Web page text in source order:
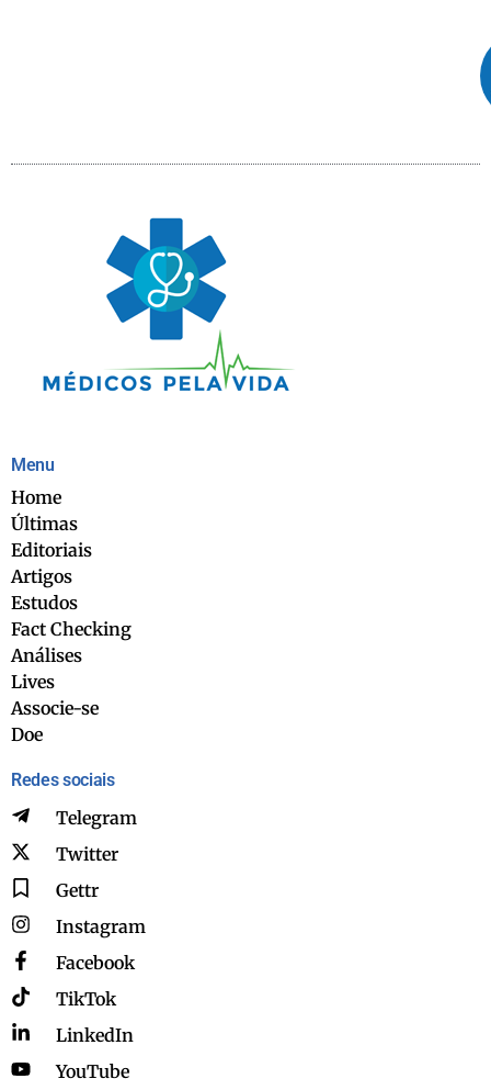
Menu
Home
Últimas
Editoriais
Artigos
Estudos
Fact Checking
Análises
Lives
Associe-se
Doe
Redes sociais
Telegram
Twitter
Gettr
Instagram
Facebook
TikTok
LinkedIn
YouTube